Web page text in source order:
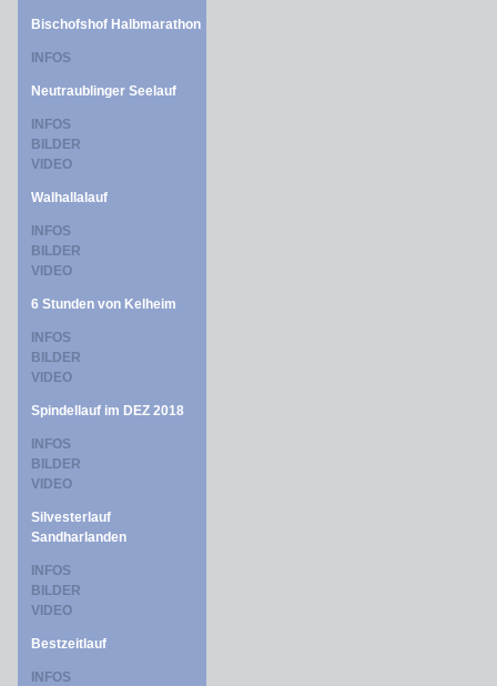
Bischofshof Halbmarathon
INFOS
Neutraublinger Seelauf
INFOS
BILDER
VIDEO
Walhallalauf
INFOS
BILDER
VIDEO
6 Stunden von Kelheim
INFOS
BILDER
VIDEO
Spindellauf im DEZ 2018
INFOS
BILDER
VIDEO
Silvesterlauf
Sandharlanden
INFOS
BILDER
VIDEO
Bestzeitlauf
INFOS